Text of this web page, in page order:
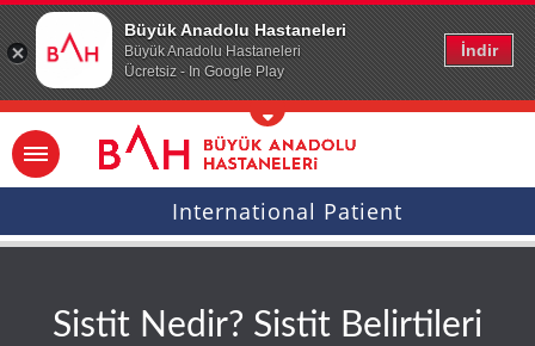
Büyük Anadolu Hastaneleri
Büyük Anadolu Hastaneleri
Ücretsiz - In Google Play
İndir
Ana icerige atla
International Patient
Sistit Nedir? Sistit Belirtileri